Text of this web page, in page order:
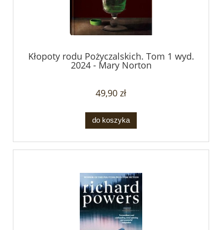
Kłopoty rodu Pożyczalskich. Tom 1 wyd.
2024 - Mary Norton
49,90 zł
do koszyka